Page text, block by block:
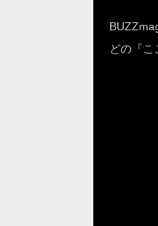
どの『こ